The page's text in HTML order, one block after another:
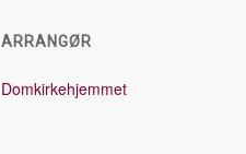
ARRANGØR
Domkirkehjemmet